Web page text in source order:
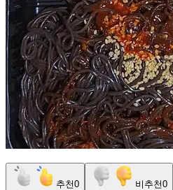
추천0 비추천0